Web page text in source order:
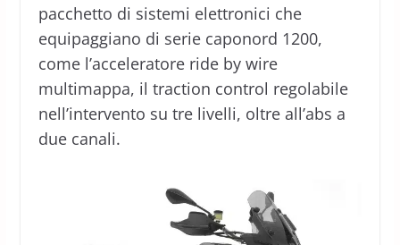
pacchetto di sistemi elettronici che
equipaggiano di serie caponord 1200,
come l’acceleratore ride by wire
multimappa, il traction control regolabile
nell’intervento su tre livelli, oltre all’abs a
due canali.